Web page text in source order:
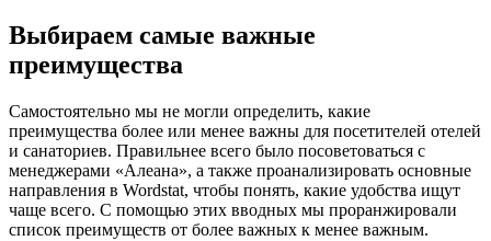
Выбираем самые важные
преимущества
Самостоятельно мы не могли определить, какие
преимущества более или менее важны для посетителей отелей
и санаториев. Правильнее всего было посоветоваться с
менеджерами «Алеана», а также проанализировать основные
направления в Wordstat, чтобы понять, какие удобства ищут
чаще всего. С помощью этих вводных мы проранжировали
список преимуществ от более важных к менее важным.